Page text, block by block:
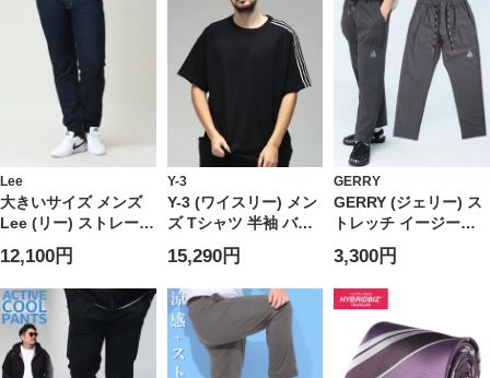
Lee
大きいサイズ メンズ
Lee (リー) ストレート
ジップフライ ジーン
ズ 201 STRAIGHT
CUT
12,100円
Y-3
Y-3 (ワイスリー) メン
ズ Tシャツ 半袖 バッ
ク ロゴ スリーストラ
イプ クルーネック カ
ットソー Tシャツ
Y3KQ9793
15,290円
GERRY
GERRY (ジェリー) ス
トレッチ イージーパ
ンツ UVカット ドライ
冷感 テーパードパン
ツ ナイロン ジャージ
スポーツ アウトドア
ランニング ユニセッ
クス
3,300円